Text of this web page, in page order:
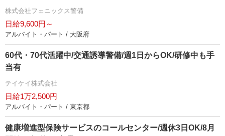
株式会社フェニックス警備
日給9,600円～
アルバイト・パート / 大阪府
60代・70代活躍中/交通誘導警備/週1日からOK/研修中も手
当有
テイケイ株式会社
日給1万2,500円
アルバイト・パート / 東京都
健康増進型保険サービスのコールセンター/週休3日OK/8月